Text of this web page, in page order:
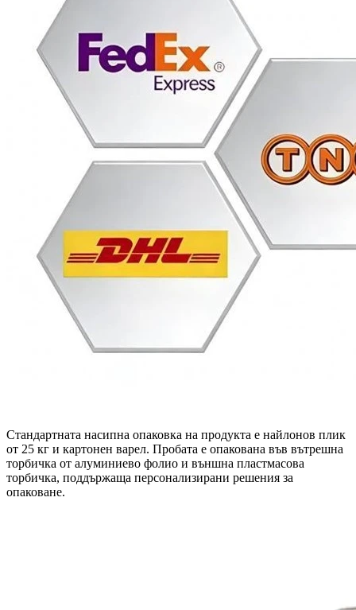
Стандартната насипна опаковка на продукта е найлонов плик
от 25 кг и картонен варел. Пробата е опакована във вътрешна
торбичка от алуминиево фолио и външна пластмасова
торбичка, поддържаща персонализирани решения за
опаковане.